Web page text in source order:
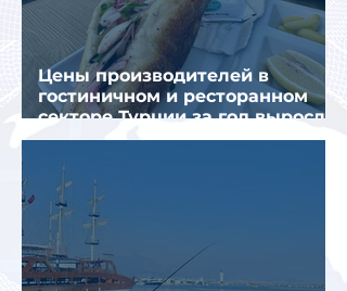
Цены производителей в
гостиничном и ресторанном
секторе Турции за год выросли
почти на 32%